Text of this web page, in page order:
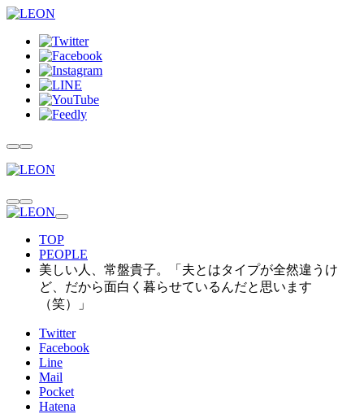
TOP
PEOPLE
美しい人、常盤貴子。「夫とはタイプが全然違うけ
ど、だから面白く暮らせているんだと思います
（笑）」
Twitter
Facebook
Line
Mail
Pocket
Hatena